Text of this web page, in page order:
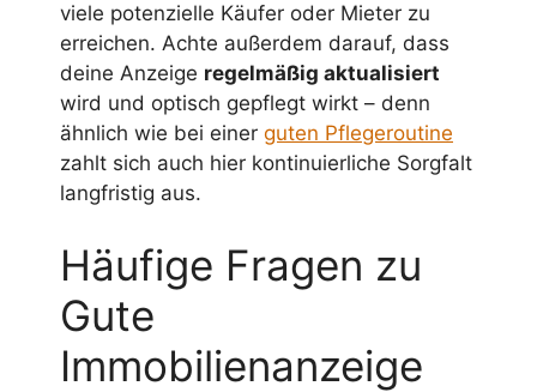
viele potenzielle Käufer oder Mieter zu
erreichen. Achte außerdem darauf, dass
deine Anzeige regelmäßig aktualisiert
wird und optisch gepflegt wirkt – denn
ähnlich wie bei einer guten Pflegeroutine
zahlt sich auch hier kontinuierliche Sorgfalt
langfristig aus.
Häufige Fragen zu
Gute
Immobilienanzeige